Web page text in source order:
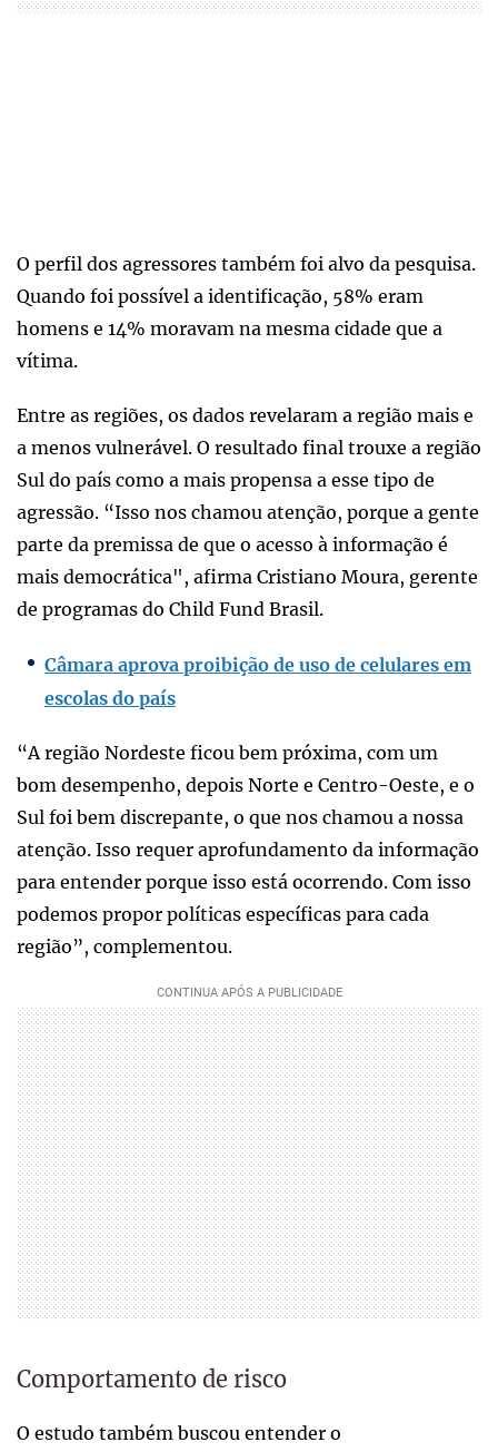
O perfil dos agressores também foi alvo da pesquisa.
Quando foi possível a identificação, 58% eram
homens e 14% moravam na mesma cidade que a
vítima.
Entre as regiões, os dados revelaram a região mais e
a menos vulnerável. O resultado final trouxe a região
Sul do país como a mais propensa a esse tipo de
agressão. “Isso nos chamou atenção, porque a gente
parte da premissa de que o acesso à informação é
mais democrática", afirma Cristiano Moura, gerente
de programas do Child Fund Brasil.
Câmara aprova proibição de uso de celulares em
escolas do país
“A região Nordeste ficou bem próxima, com um
bom desempenho, depois Norte e Centro-Oeste, e o
Sul foi bem discrepante, o que nos chamou a nossa
atenção. Isso requer aprofundamento da informação
para entender porque isso está ocorrendo. Com isso
podemos propor políticas específicas para cada
região”, complementou.
Comportamento de risco
O estudo também buscou entender o